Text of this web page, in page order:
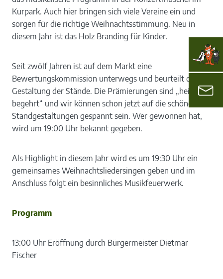
Kurpark. Auch hier bringen sich viele Vereine ein und
sorgen für die richtige Weihnachtsstimmung. Neu in
diesem Jahr ist das Holz Branding für Kinder.
Seit zwölf Jahren ist auf dem Markt eine
Bewertungskommission unterwegs und beurteilt die
Gestaltung der Stände. Die Prämierungen sind „heiß
begehrt“ und wir können schon jetzt auf die schönen
Standgestaltungen gespannt sein. Wer gewonnen hat,
wird um 19:00 Uhr bekannt gegeben.
Als Highlight in diesem Jahr wird es um 19:30 Uhr ein
gemeinsames Weihnachtsliedersingen geben und im
Anschluss folgt ein besinnliches Musikfeuerwerk.
Programm
13:00 Uhr Eröffnung durch Bürgermeister Dietmar
Fischer